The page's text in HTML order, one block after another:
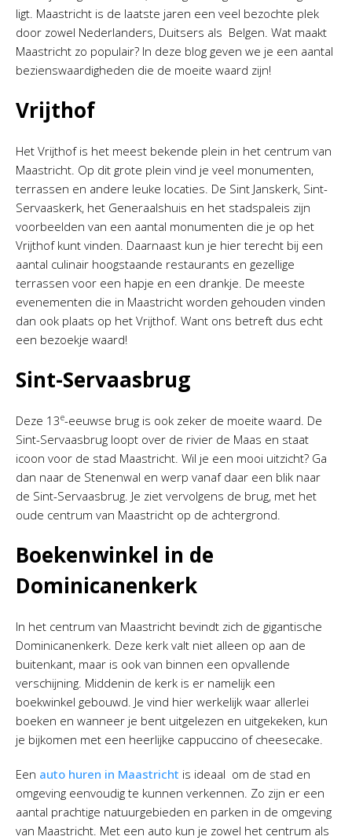
ligt. Maastricht is de laatste jaren een veel bezochte plek
door zowel Nederlanders, Duitsers als Belgen. Wat maakt
Maastricht zo populair? In deze blog geven we je een aantal
bezienswaardigheden die de moeite waard zijn!
Vrijthof
Het Vrijthof is het meest bekende plein in het centrum van
Maastricht. Op dit grote plein vind je veel monumenten,
terrassen en andere leuke locaties. De Sint Janskerk, Sint-
Servaaskerk, het Generaalshuis en het stadspaleis zijn
voorbeelden van een aantal monumenten die je op het
Vrijthof kunt vinden. Daarnaast kun je hier terecht bij een
aantal culinair hoogstaande restaurants en gezellige
terrassen voor een hapje en een drankje. De meeste
evenementen die in Maastricht worden gehouden vinden
dan ook plaats op het Vrijthof. Want ons betreft dus echt
een bezoekje waard!
Sint-Servaasbrug
Deze 13e-eeuwse brug is ook zeker de moeite waard. De
Sint-Servaasbrug loopt over de rivier de Maas en staat
icoon voor de stad Maastricht. Wil je een mooi uitzicht? Ga
dan naar de Stenenwal en werp vanaf daar een blik naar
de Sint-Servaasbrug. Je ziet vervolgens de brug, met het
oude centrum van Maastricht op de achtergrond.
Boekenwinkel in de
Dominicanenkerk
In het centrum van Maastricht bevindt zich de gigantische
Dominicanenkerk. Deze kerk valt niet alleen op aan de
buitenkant, maar is ook van binnen een opvallende
verschijning. Middenin de kerk is er namelijk een
boekwinkel gebouwd. Je vind hier werkelijk waar allerlei
boeken en wanneer je bent uitgelezen en uitgekeken, kun
je bijkomen met een heerlijke cappuccino of cheesecake.
Een auto huren in Maastricht is ideaal om de stad en
omgeving eenvoudig te kunnen verkennen. Zo zijn er een
aantal prachtige natuurgebieden en parken in de omgeving
van Maastricht. Met een auto kun je zowel het centrum als